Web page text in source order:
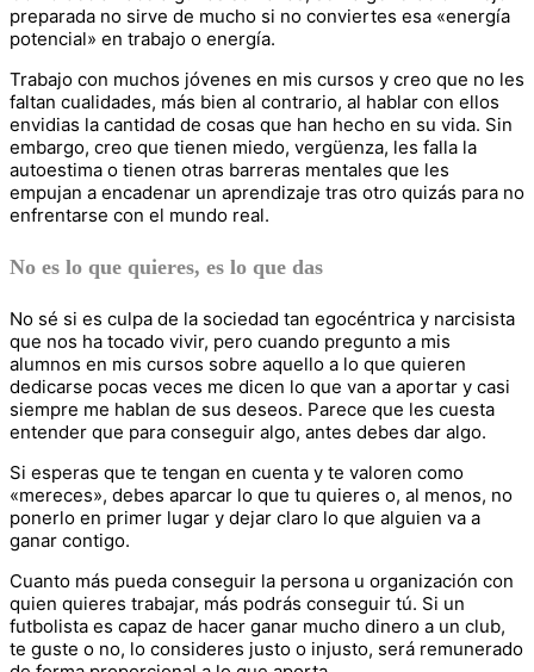
preparada no sirve de mucho si no conviertes esa «energía
potencial» en trabajo o energía.
Trabajo con muchos jóvenes en mis cursos y creo que no les
faltan cualidades, más bien al contrario, al hablar con ellos
envidias la cantidad de cosas que han hecho en su vida. Sin
embargo, creo que tienen miedo, vergüenza, les falla la
autoestima o tienen otras barreras mentales que les
empujan a encadenar un aprendizaje tras otro quizás para no
enfrentarse con el mundo real.
No es lo que quieres, es lo que das
No sé si es culpa de la sociedad tan egocéntrica y narcisista
que nos ha tocado vivir, pero cuando pregunto a mis
alumnos en mis cursos sobre aquello a lo que quieren
dedicarse pocas veces me dicen lo que van a aportar y casi
siempre me hablan de sus deseos. Parece que les cuesta
entender que para conseguir algo, antes debes dar algo.
Si esperas que te tengan en cuenta y te valoren como
«mereces», debes aparcar lo que tu quieres o, al menos, no
ponerlo en primer lugar y dejar claro lo que alguien va a
ganar contigo.
Cuanto más pueda conseguir la persona u organización con
quien quieres trabajar, más podrás conseguir tú. Si un
futbolista es capaz de hacer ganar mucho dinero a un club,
te guste o no, lo consideres justo o injusto, será remunerado